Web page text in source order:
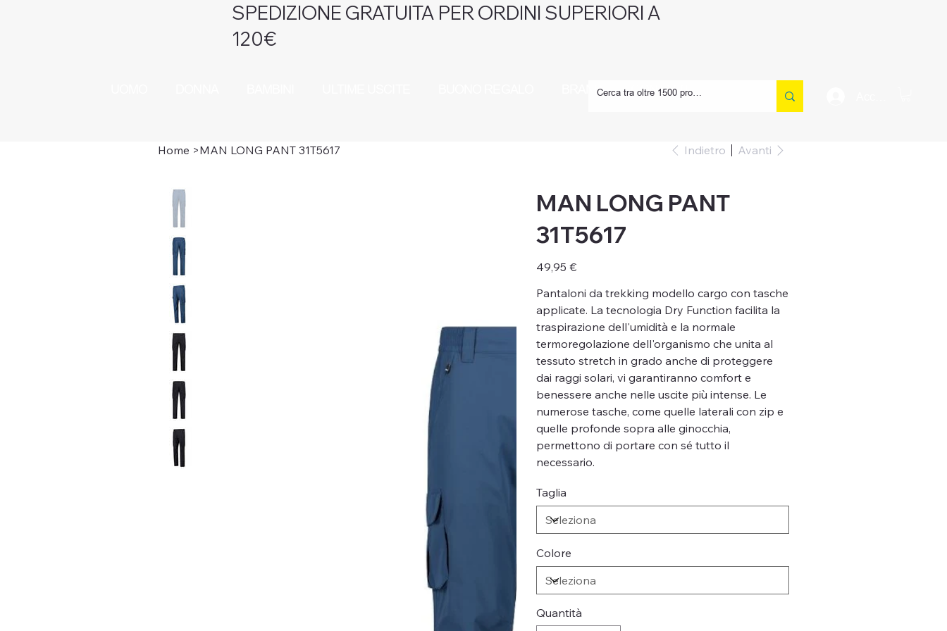
BRAND CONTATTI
SPEDIZIONE GRATUITA PER ORDINI SUPERIORI A
120€
Home >MAN LONG PANT 31T5617 Indietro Avanti
MAN LONG PANT
31T5617
Prezzo
49,95 €
Pantaloni da trekking modello cargo con tasche
applicate. La tecnologia Dry Function facilita la
traspirazione dell'umidità e la normale
termoregolazione dell'organismo che unita al
tessuto stretch in grado anche di proteggere
dai raggi solari, vi garantiranno comfort e
benessere anche nelle uscite più intense. Le
numerose tasche, come quelle laterali con zip e
quelle profonde sopra alle ginocchia,
permettono di portare con sé tutto il
necessario.
Taglia
Colore
Quantità